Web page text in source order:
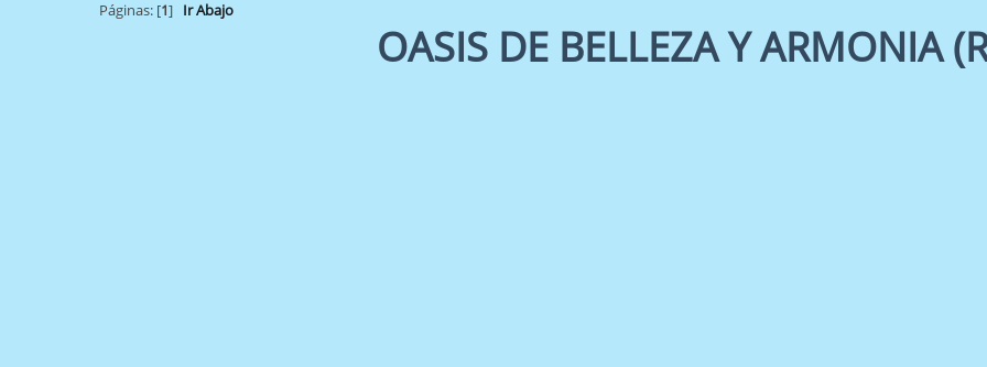
Páginas: [1] Ir Abajo
OASIS DE BELLEZA Y ARMONIA